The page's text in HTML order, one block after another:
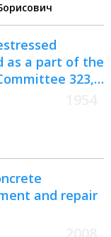
учен.
as a part of the
323,
and repair